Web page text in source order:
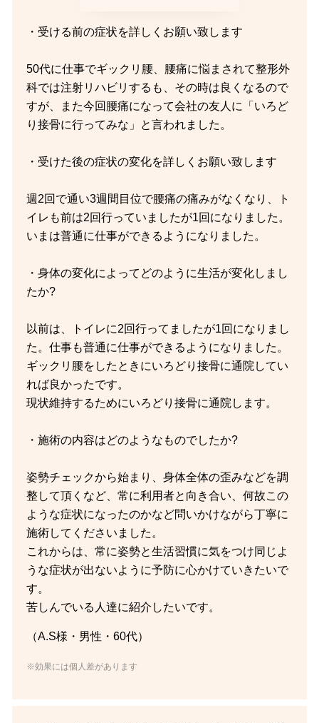
・受ける前の症状を詳しくお願い致します
50代に仕事でギックリ腰、腰痛に悩まされて整形外
科では注射リハビリするも、その時は良くなるので
すが、また今回腰痛になって会社の友人に「いろど
り接骨に行ってみな」と言われました。
・受けた後の症状の変化を詳しくお願い致します
週2回で通い3週間目位で腰痛の痛みがなくなり、ト
イレも前は2回行っていましたが1回になりました。
いまは普通に仕事ができるようになりました。
・身体の変化によってどのように生活が変化しまし
たか?
以前は、トイレに2回行ってましたが1回になりまし
た。仕事も普通に仕事ができるようになりました。
ギックリ腰をしたときにいろどり接骨に通院してい
れば良かったです。
現状維持するためにいろどり接骨に通院します。
・施術の内容はどのようなものでしたか?
姿勢チェックから始まり、身体全体の歪みなどを調
整して頂くなど、常に利用者と向き合い、何故この
ような症状になったのかなど問いかけながら丁寧に
施術してくださいました。
これからは、常に姿勢と生活習慣に気をつけ同じよ
うな症状が出ないように予防に心かけていきたいで
す。
苦しんでいる人達に紹介したいです。
（A.S様・男性・60代）
※効果には個人差があります